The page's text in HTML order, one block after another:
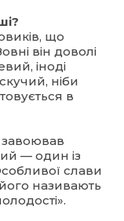
що
він доволі
іноді
ніби
в
— один із
слави
його називають